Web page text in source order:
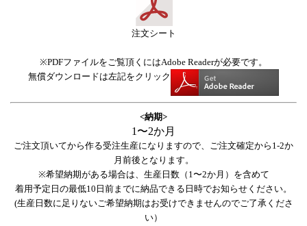
注文シート
※PDFファイルをご覧頂くにはAdobe Readerが必要です。
無償ダウンロードは左記をクリック
<納期>
1〜2か月
ご注文頂いてから作る受注生産になりますので、ご注文確定から1-2か
月前後となります。
※希望納期がある場合は、生産日数（1〜2か月）を含めて
着用予定日の最低10日前までに納品できる日時でお知らせください。
(生産日数に足りないご希望納期はお受けできませんのでご了承くださ
い）